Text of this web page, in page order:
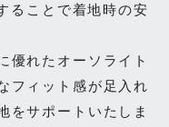
ることで着地時の安
優れたオーソライト
フィット感が足入れ
をサポートいたしま